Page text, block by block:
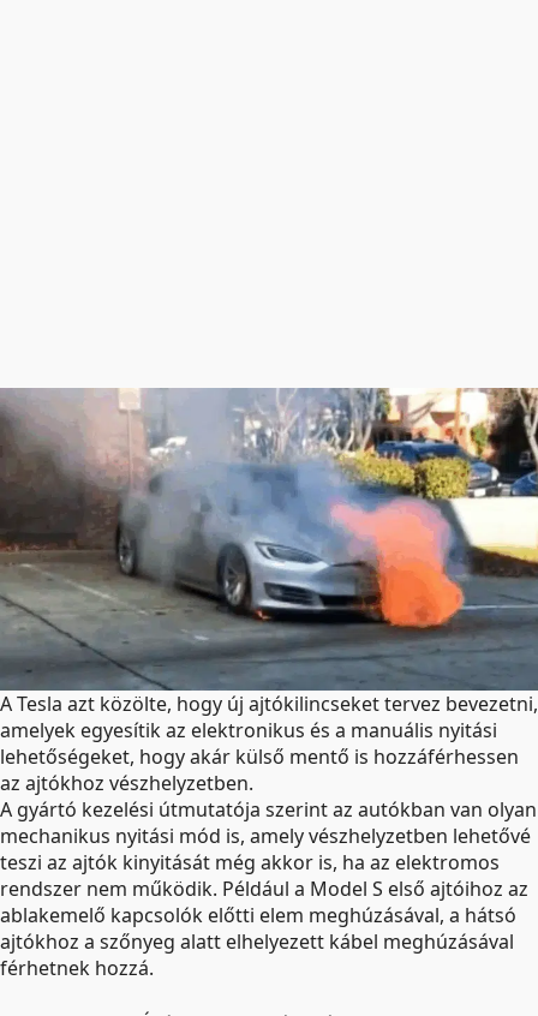
A Tesla azt közölte, hogy új ajtókilincseket tervez bevezetni,
amelyek egyesítik az elektronikus és a manuális nyitási
lehetőségeket, hogy akár külső mentő is hozzáférhessen
az ajtókhoz vészhelyzetben.
A gyártó kezelési útmutatója szerint az autókban van olyan
mechanikus nyitási mód is, amely vészhelyzetben lehetővé
teszi az ajtók kinyitását még akkor is, ha az elektromos
rendszer nem működik. Például a Model S első ajtóihoz az
ablakemelő kapcsolók előtti elem meghúzásával, a hátsó
ajtókhoz a szőnyeg alatt elhelyezett kábel meghúzásával
férhetnek hozzá.